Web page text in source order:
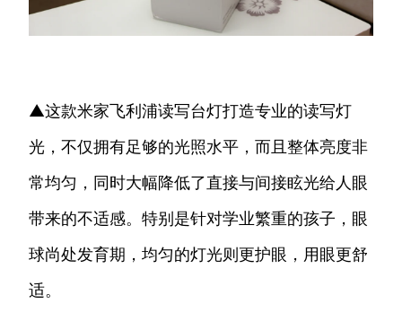
▲这款米家飞利浦读写台灯打造专业的读写灯
光，不仅拥有足够的光照水平，而且整体亮度非
常均匀，同时大幅降低了直接与间接眩光给人眼
带来的不适感。特别是针对学业繁重的孩子，眼
球尚处发育期，均匀的灯光则更护眼，用眼更舒
适。